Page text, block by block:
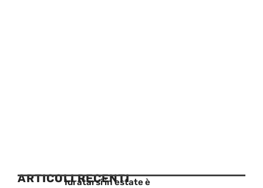
ARTICOLI RECENTI
Idratarsi in estate è